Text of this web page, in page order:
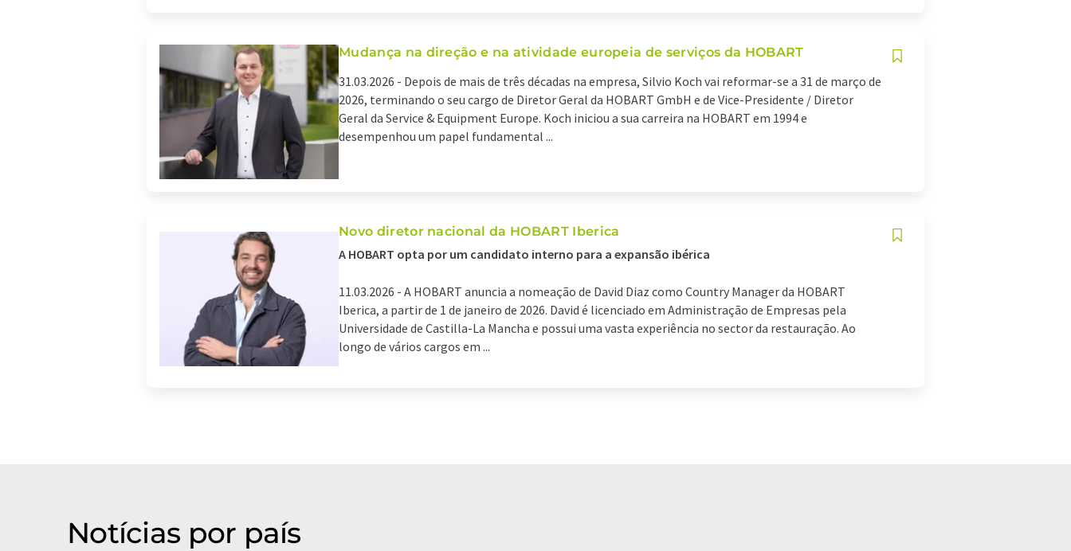
Mudança na direção e na atividade europeia de serviços da HOBART
31.03.2026 - Depois de mais de três décadas na empresa, Silvio Koch vai reformar-se a 31 de março de
2026, terminando o seu cargo de Diretor Geral da HOBART GmbH e de Vice-Presidente / Diretor
Geral da Service & Equipment Europe. Koch iniciou a sua carreira na HOBART em 1994 e
desempenhou um papel fundamental ...
Novo diretor nacional da HOBART Iberica
A HOBART opta por um candidato interno para a expansão ibérica
11.03.2026 - A HOBART anuncia a nomeação de David Diaz como Country Manager da HOBART
Iberica, a partir de 1 de janeiro de 2026. David é licenciado em Administração de Empresas pela
Universidade de Castilla-La Mancha e possui uma vasta experiência no sector da restauração. Ao
longo de vários cargos em ...
Notícias por país